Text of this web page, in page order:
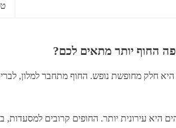
החוף יותר מתאים לכם?
היא חלק מחופשת נופש. החוף מתחבר למלון,
היא עירונית יותר. החופים קרובים